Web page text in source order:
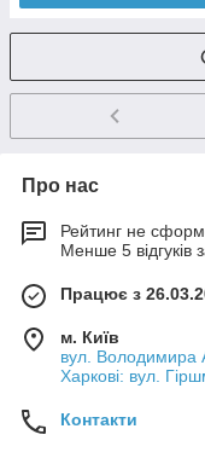
Про нас
Рейтинг не
Менше 5 відгуків
Працює з
м. Київ
вул. Володимира
Харкові: вул.
Контакти